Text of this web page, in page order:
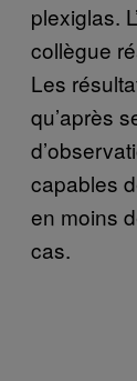
plexiglas.
collègue
Les
qu’après
capables
en moins
cas.